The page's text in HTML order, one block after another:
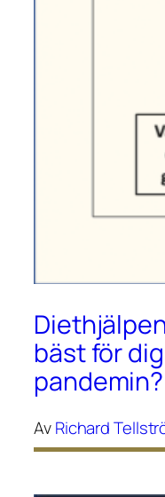
bäst för
pandemin?
AvRichard